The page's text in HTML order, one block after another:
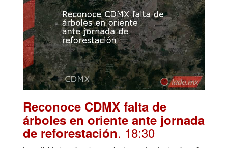
Reconoce CDMX falta de
árboles en oriente ante jornada
de reforestación. 18:30